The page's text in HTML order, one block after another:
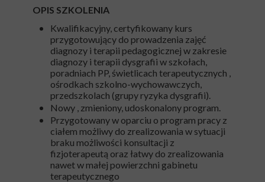
OPIS SZKOLENIA
Kwalifikacyjny, certyfikowany kurs
przygotowujący do prowadzenia zajęć
diagnozy i terapii pedagogicznej w zakresie
diagnozy i terapii dysgrafii w szkołach,
poradniach PP, świetlicach terapeutycznych ,
ośrodkach szkolno-wychowawczych,
przedszkolach (grupy ryzyka dysgrafii).
Nowy , zmieniony, udoskonalony program.
Przygotowany w oparciu o program pracy z
ciałem możliwy do zrealizowania w sytuacji
braku możliwości konsultacji z
fizjoterapeutą oraz łatwy do zrealizowania
nawet w małej powierzchni gabinetu
terapeutycznego